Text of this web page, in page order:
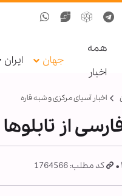
همه
اخبار
جهان ایران
اخبار آسیای مرکزی و شبه قاره
از
کد مطلب: 1764566